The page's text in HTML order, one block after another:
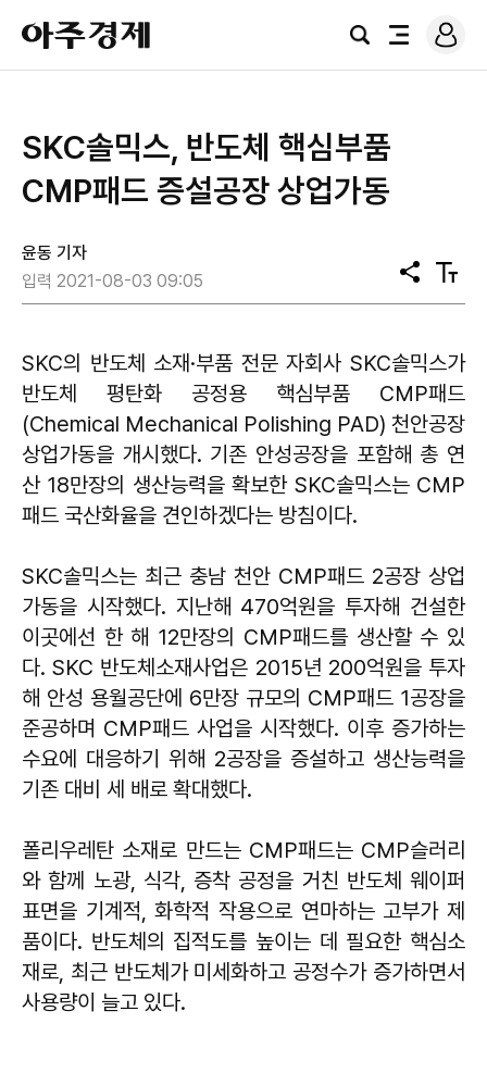
아
주
경
검
전
로
그
SKC솔믹스, 반도체 핵심부품
CMP패드 증설공장 상업가동
윤동 기자
입력 2021-08-03 09:05
공
유
텍
스
기
SKC의 반도체 소재·부품 전문 자회사 SKC솔믹스가
반도체 평탄화 공정용 핵심부품 CMP패드
(Chemical Mechanical Polishing PAD) 천안공장
상업가동을 개시했다. 기존 안성공장을 포함해 총 연
산 18만장의 생산능력을 확보한 SKC솔믹스는 CMP
패드 국산화율을 견인하겠다는 방침이다.
SKC솔믹스는 최근 충남 천안 CMP패드 2공장 상업
가동을 시작했다. 지난해 470억원을 투자해 건설한
이곳에선 한 해 12만장의 CMP패드를 생산할 수 있
다. SKC 반도체소재사업은 2015년 200억원을 투자
해 안성 용월공단에 6만장 규모의 CMP패드 1공장을
준공하며 CMP패드 사업을 시작했다. 이후 증가하는
수요에 대응하기 위해 2공장을 증설하고 생산능력을
기존 대비 세 배로 확대했다.
폴리우레탄 소재로 만드는 CMP패드는 CMP슬러리
와 함께 노광, 식각, 증착 공정을 거친 반도체 웨이퍼
표면을 기계적, 화학적 작용으로 연마하는 고부가 제
품이다. 반도체의 집적도를 높이는 데 필요한 핵심소
재로, 최근 반도체가 미세화하고 공정수가 증가하면서
사용량이 늘고 있다.